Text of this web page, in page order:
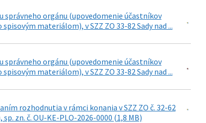
správneho orgánu (upovedomenie účastníkov
materiálom), v SZZ ZO 33-82 Sady nad ...
správneho orgánu (upovedomenie účastníkov
materiálom), v SZZ ZO 33-82 Sady nad ...
rozhodnutia v rámci konania v SZZ ZO č. 32-62
zn. č. OU-KE-PLO-2026-0000 (1,8 MB)